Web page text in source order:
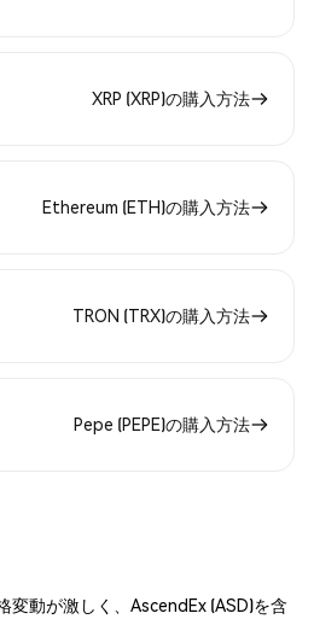
XRP (XRP)の購入方法
Ethereum (ETH)の購入方法
TRON (TRX)の購入方法
Pepe (PEPE)の購入方法
変動が激しく、AscendEx (ASD)を含